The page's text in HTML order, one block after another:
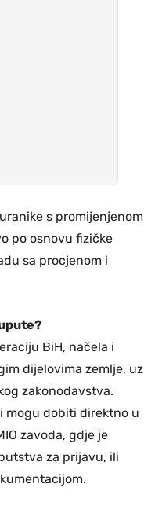
s promijenjenom
po osnovu fizičke
sa procjenom i
BiH, načela i
dijelovima zemlje, uz
zakonodavstva.
mogu dobiti direktno u
zavoda, gdje je
za prijavu, ili